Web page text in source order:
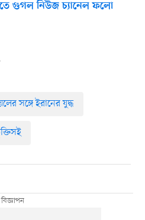
গুগল নিউজ চ্যানেল ফলো
সঙ্গে ইরানের যুদ্ধ